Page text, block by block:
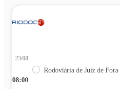
08:00
23/08
Rodoviária de Juiz de